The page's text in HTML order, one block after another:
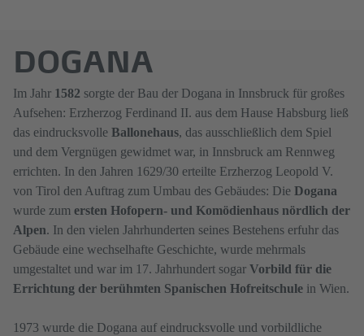
DOGANA
Im Jahr 1582 sorgte der Bau der Dogana in Innsbruck für großes
Aufsehen: Erzherzog Ferdinand II. aus dem Hause Habsburg ließ
das eindrucksvolle Ballonehaus, das ausschließlich dem Spiel
und dem Vergnügen gewidmet war, in Innsbruck am Rennweg
errichten. In den Jahren 1629/30 erteilte Erzherzog Leopold V.
von Tirol den Auftrag zum Umbau des Gebäudes: Die Dogana
wurde zum ersten Hofopern- und Komödienhaus nördlich der
Alpen. In den vielen Jahrhunderten seines Bestehens erfuhr das
Gebäude eine wechselhafte Geschichte, wurde mehrmals
umgestaltet und war im 17. Jahrhundert sogar Vorbild für die
Errichtung der berühmten Spanischen Hofreitschule in Wien.
1973 wurde die Dogana auf eindrucksvolle und vorbildliche